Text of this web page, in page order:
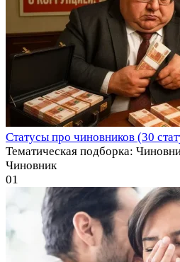
Статусы про чиновников (30
Тематическая подборка:
Чиновник
01